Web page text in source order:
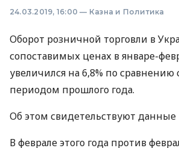
24.03.2019, 16:00 — Казна и Политика
Оборот розничной торговли в
сопоставимых ценах в январе-
увеличился на 6,8% по
периодом прошлого года.
Об этом свидетельствуют данные
В феврале этого года против